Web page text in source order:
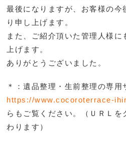
最後になりますが、お客様の今
り申し上げます。
また、ご紹介頂いた管理人様に
上げます。
ありがとうございました。
＊：遺品整理・生前整理の専用
https://www.cocoroterrace-
らもご覧ください。（ＵＲＬを
わります）